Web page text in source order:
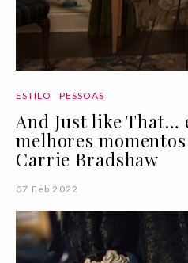
ESTILO PESSOAS
And Just like That…
melhores
Carrie Bradshaw
07 Feb 2022